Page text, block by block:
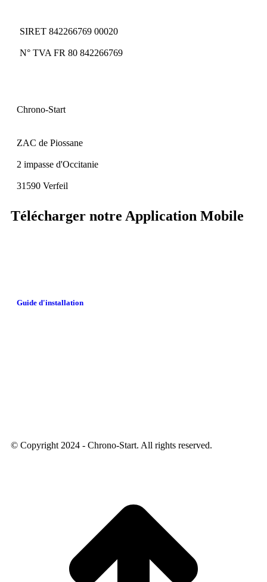
SIRET 842266769 00020
N° TVA FR 80 842266769
Chrono-Start
ZAC de Piossane
2 impasse d'Occitanie
31590 Verfeil
Télécharger notre Application Mobile
Guide d'installation
© Copyright 2024 - Chrono-Start. All rights reserved.